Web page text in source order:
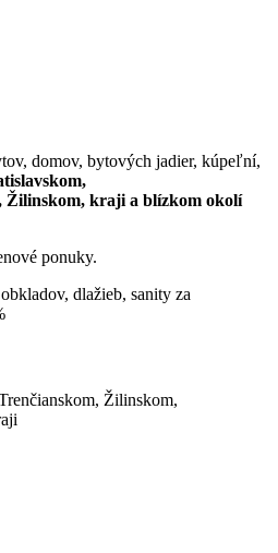
domov, bytových jadier, kúpeľní,
Žilinskom, kraji a blízkom okolí
ponuky.
dlažieb, sanity za
Žilinskom,